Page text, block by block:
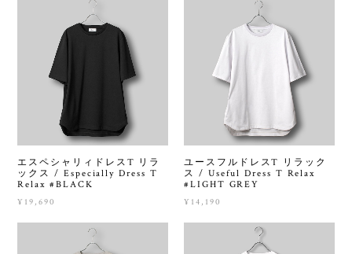
エスペシャリィドレスT リラ
ックス / Especially Dress T
Relax #BLACK
¥19,690
ユースフルドレスT リラック
ス / Useful Dress T Relax
#LIGHT GREY
¥14,190